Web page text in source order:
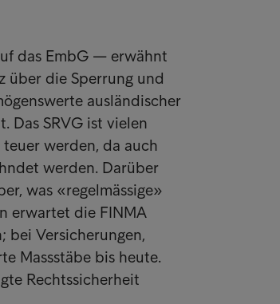
das EmbG — erwähnt
über die Sperrung und
ausländischer
Das SRVG ist vielen
werden, da auch
werden. Darüber
was «regelmässige»
erwartet die FINMA
Versicherungen,
Massstäbe bis heute.
Rechtssicherheit